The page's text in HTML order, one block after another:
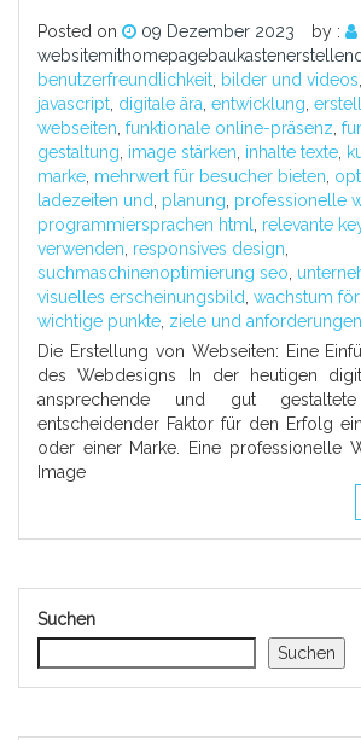
Posted on 09 Dezember 2023
by :
benutzerfreundlichkeit bilder und videos
javascript digitale ära entwicklung
webseiten funktionale online-präsenz
gestaltung image stärken inhalte texte
marke mehrwert für besucher bieten
ladezeiten und
planung professionelle
programmiersprachen html
relevante
verwenden responsives design
suchmaschinenoptimierung seo
visuelles erscheinungsbild wachstum
wichtige punkte ziele und anforderungen
Die Erstellung von Webseiten: Eine
des Webdesigns In der heutigen
ansprechende und gut
entscheidender Faktor für den Erfolg
oder einer Marke. Eine professionelle
Image
Suchen
Suchen